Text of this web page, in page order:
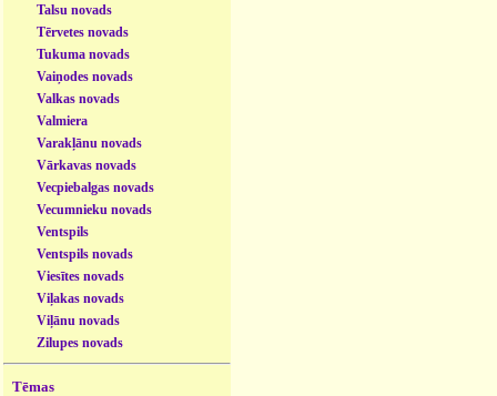
Talsu novads
Tērvetes novads
Tukuma novads
Vaiņodes novads
Valkas novads
Valmiera
Varakļānu novads
Vārkavas novads
Vecpiebalgas novads
Vecumnieku novads
Ventspils
Ventspils novads
Viesītes novads
Viļakas novads
Viļānu novads
Zilupes novads
Tēmas